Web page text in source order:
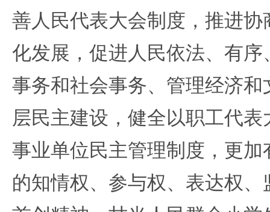
善人民代表大会制度，推进
化发展，促进人民依法、有
事务和社会事务、管理经济
层民主建设，健全以职工代
事业单位民主管理制度，更
的知情权、参与权、表达权